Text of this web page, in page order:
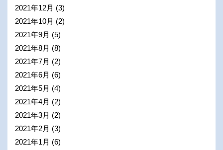
2021年12月 (3)
2021年10月 (2)
2021年9月 (5)
2021年8月 (8)
2021年7月 (2)
2021年6月 (6)
2021年5月 (4)
2021年4月 (2)
2021年3月 (2)
2021年2月 (3)
2021年1月 (6)